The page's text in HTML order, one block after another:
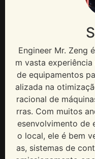
Engineer Mr. Zeng
m vasta
de equipamentos
alizada na
racional de
rras. Com muitos
esenvolvimento de
o local, ele é bem
as, sistemas de